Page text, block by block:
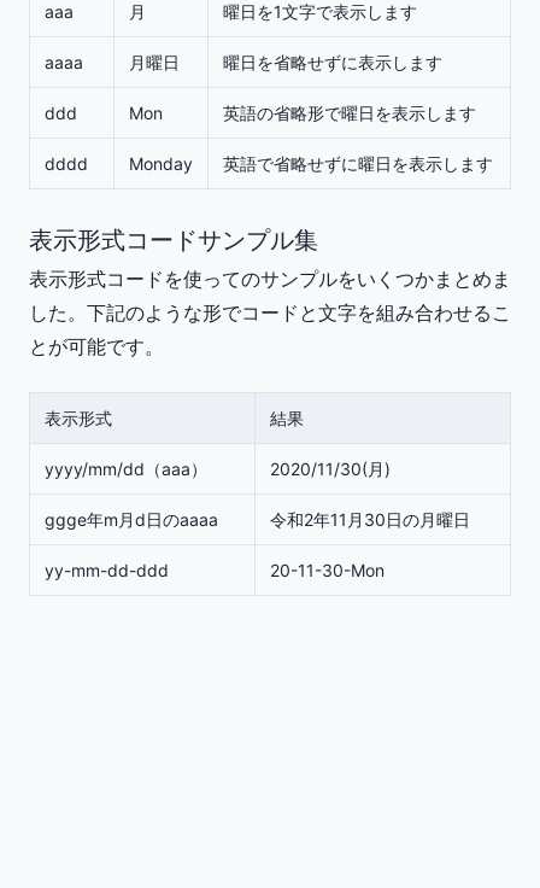
aaa 月 曜日を1文字で表示します
aaaa 月曜日 曜日を省略せずに表示します
ddd Mon 英語の省略形で曜日を表示します
dddd Monday 英語で省略せずに曜日を表示します
表示形式コードサンプル集
表示形式コードを使ってのサンプルをいくつかまとめま
した。下記のような形でコードと文字を組み合わせるこ
とが可能です。
表示形式 結果
yyyy/mm/dd（aaa） 2020/11/30(月)
ggge年m月d日のaaaa 令和2年11月30日の月曜日
yy-mm-dd-ddd 20-11-30-Mon